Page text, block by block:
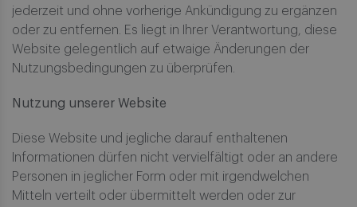
jederzeit und ohne vorherige Ankündigung zu ergänzen
oder zu entfernen. Es liegt in Ihrer Verantwortung, diese
Website gelegentlich auf etwaige Änderungen der
Nutzungsbedingungen zu überprüfen.
Nutzung unserer Website
Diese Website und jegliche darauf enthaltenen
Informationen dürfen nicht vervielfältigt oder an andere
Personen in jeglicher Form oder mit irgendwelchen
Mitteln verteilt oder übermittelt werden oder zur